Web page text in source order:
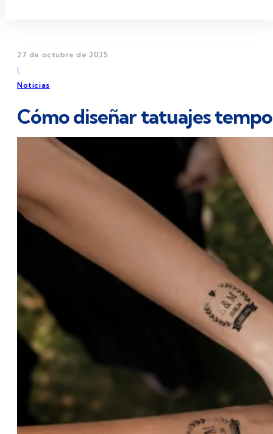
27 de octubre de 2025
|
Noticias
Cómo diseñar tatuajes